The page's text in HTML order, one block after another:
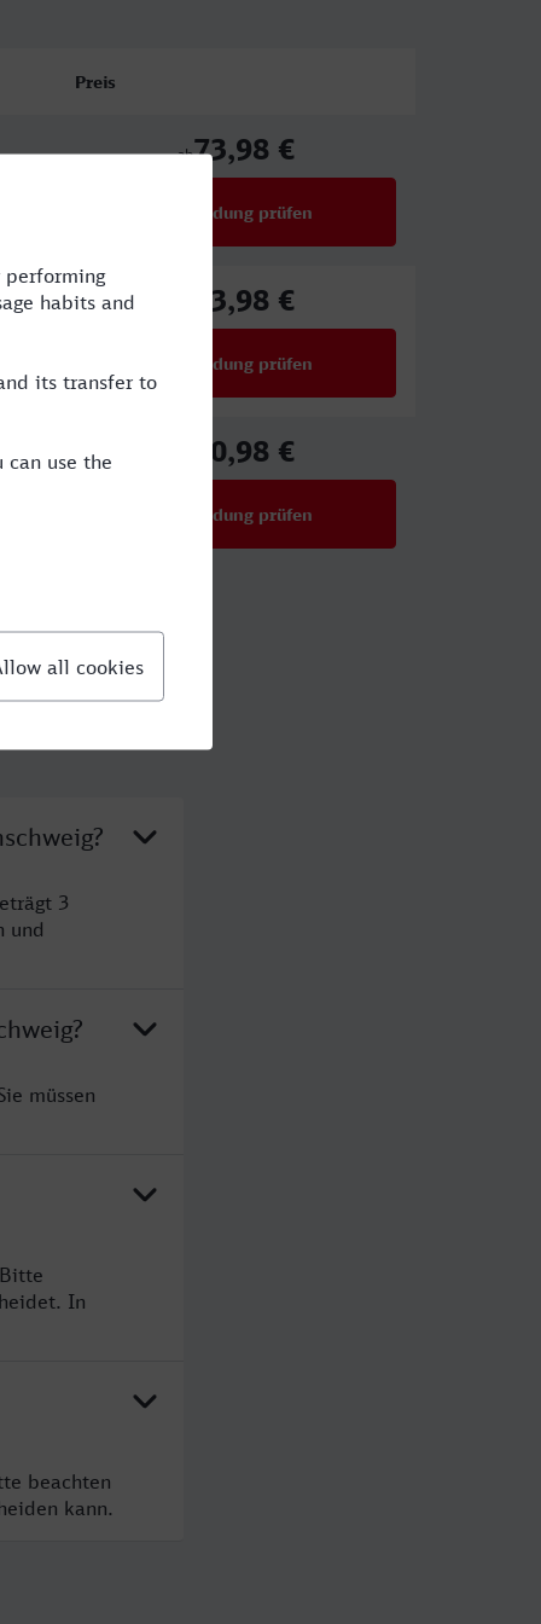
Preis
ab73,98 €
Verbindung prüfen
73,98 €
Verbindung prüfen
80,98 €
Verbindung prüfen
3
und
müssen
In
beachten
kann.